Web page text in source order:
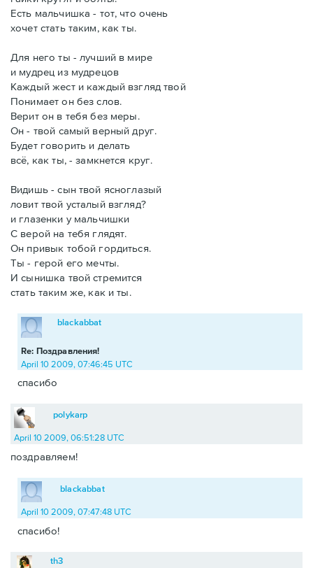
Есть мальчишка - тот, что очень
хочет стать таким, как ты.
Для него ты - лучший в мире
и мудрец из мудрецов
Каждый жест и каждый взгляд твой
Понимает он без слов.
Верит он в тебя без меры.
Он - твой самый верный друг.
Будет говорить и делать
всё, как ты, - замкнется круг.
Видишь - сын твой ясноглазый
ловит твой усталый взгляд?
и глазенки у мальчишки
С верой на тебя глядят.
Он привык тобой гордиться.
Ты - герой его мечты.
И сынишка твой стремится
стать таким же, как и ты.
Re: Поздравления!
blackabbat
April 10 2009, 07:46:45 UTC
спасибо
polykarp
April 10 2009, 06:51:28 UTC
поздравляем!
blackabbat
April 10 2009, 07:47:48 UTC
спасибо!
th3